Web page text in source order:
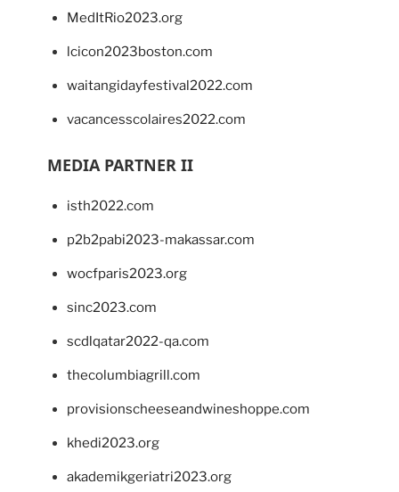
MedItRio2023.org
lcicon2023boston.com
waitangidayfestival2022.com
vacancesscolaires2022.com
MEDIA PARTNER II
isth2022.com
p2b2pabi2023-makassar.com
wocfparis2023.org
sinc2023.com
scdlqatar2022-qa.com
thecolumbiagrill.com
provisionscheeseandwineshoppe.com
khedi2023.org
akademikgeriatri2023.org